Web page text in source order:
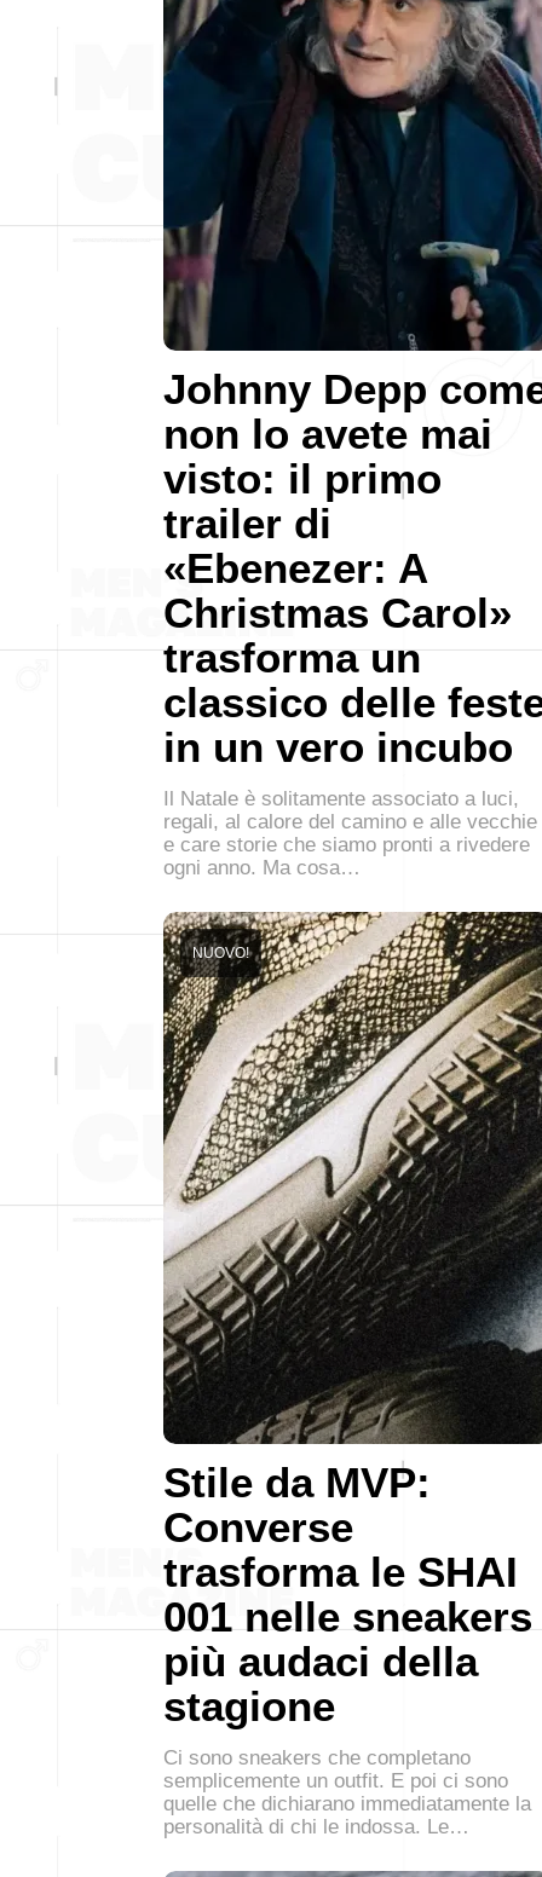
Johnny Depp
non lo avete mai
visto: il primo
trailer di
«Ebenezer: A
Christmas Carol»
trasforma un
classico delle
in un vero incubo
Il Natale è solitamente associato a luci,
regali, al calore del camino e alle vecchie
e care storie che siamo pronti a rivedere
ogni anno. Ma cosa…
Stile da MVP:
Converse
trasforma le SHAI
001 nelle sneakers
più audaci della
stagione
NUOVO!
Ci sono sneakers che completano
semplicemente un outfit. E poi ci sono
quelle che dichiarano immediatamente la
personalità di chi le indossa. Le…